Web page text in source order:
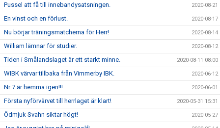
Pussel att få till innebandysatsningen. 2020-08-21
En vinst och en förlust. 2020-08-17
Nu börjar träningsmatcherna för Herr! 2020-08-14
William lämnar för studier. 2020-08-12
Tiden i Smålandslaget är ett starkt minne. 2020-08-11 08:00
WIBK värvar tillbaka från Vimmerby IBK. 2020-06-12
Nr 7 är hemma igen!!! 2020-06-01
Första nyförvärvet till herrlaget är klart! 2020-05-31 15:31
Ödmjuk Svahn siktar högt! 2020-05-27